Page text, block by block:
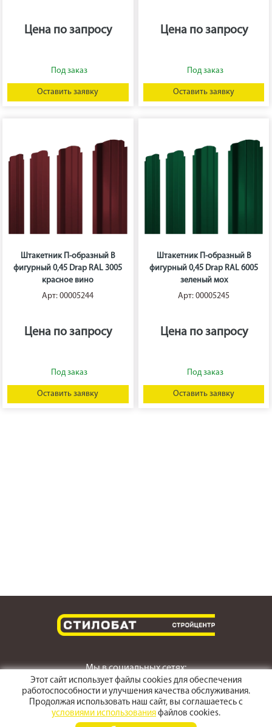
Цена по запросу
Оставить заявку
Цена по запросу
Оставить заявку
Штакетник П-образный B
фигурный 0,45 Drap RAL 3005
красное вино
Арт: 00005244
Цена по запросу
Оставить заявку
Штакетник П-образный B
фигурный 0,45 Drap RAL 6005
зеленый мох
Арт: 00005245
Цена по запросу
Оставить заявку
Мы в социальных сетях:
г. Светлоград,
Этот сайт использует файлы cookies для обеспечения
работоспособности и улучшения качества обслуживания.
Продолжая использовать наш сайт, вы соглашаетесь с
условиями использования файлов cookies.